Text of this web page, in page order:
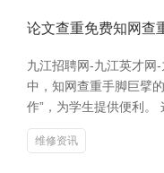
论文查重免费知网查
九江招聘网-九江英才网
中，知网查重手脚巨擘
作”，为学生提供便利
维修资讯